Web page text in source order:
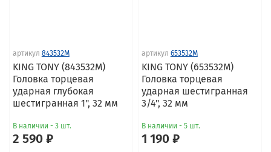
артикул 843532M
KING TONY (843532M)
Головка торцевая
ударная глубокая
шестигранная 1", 32 мм
В наличии - 3 шт.
2 590 ₽
артикул 653532M
KING TONY (653532M)
Головка торцевая
ударная шестигранная
3/4", 32 мм
В наличии - 5 шт.
1 190 ₽